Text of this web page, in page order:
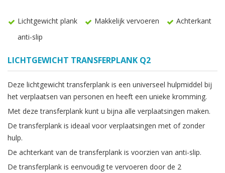
Lichtgewicht plank Makkelijk vervoeren
Achterkant
anti-slip
LICHTGEWICHT TRANSFERPLANK Q2
Deze lichtgewicht transferplank is een universeel hulpmiddel bij
het verplaatsen van personen en heeft een unieke kromming.
Met deze transferplank kunt u bijna alle verplaatsingen maken.
De transferplank is ideaal voor verplaatsingen met of zonder
hulp.
De achterkant van de transferplank is voorzien van anti-slip.
De transferplank is eenvoudig te vervoeren door de 2